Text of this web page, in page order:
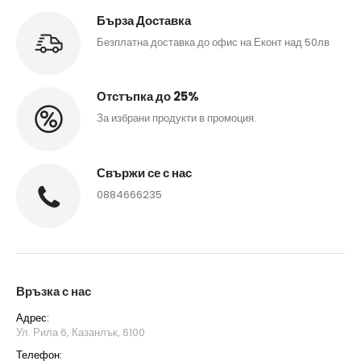
Бърза Доставка
Безплатна доставка до офис на Еконт над 50лв
Отстъпка до 25%
За избрани продукти в промоция.
Свържи се с нас
0884666235
Връзка с нас
Адрес:
Ул. Рила 6, Казанлък, 6100
Телефон: